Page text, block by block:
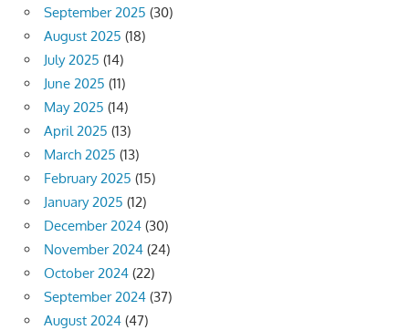
September 2025 (30)
August 2025 (18)
July 2025 (14)
June 2025 (11)
May 2025 (14)
April 2025 (13)
March 2025 (13)
February 2025 (15)
January 2025 (12)
December 2024 (30)
November 2024 (24)
October 2024 (22)
September 2024 (37)
August 2024 (47)